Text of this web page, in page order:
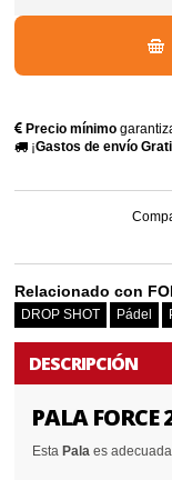
Precio mínimo
¡Gastos de envío
Relacionado con
DROP SHOT Pádel
DESCRIPCIÓN
PALA FORCE
Esta Pala es